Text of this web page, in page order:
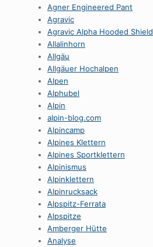
Agner Engineered Pant
Agravic
Agravic Alpha Hooded Shield
Allalinhorn
Allgäu
Allgäuer Hochalpen
Alpen
Alphubel
Alpin
alpin-blog.com
Alpincamp
Alpines Klettern
Alpines Sportklettern
Alpinismus
Alpinklettern
Alpinrucksack
Alpspitz-Ferrata
Alpspitze
Amberger Hütte
Analyse